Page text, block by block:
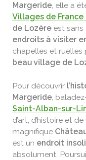
Margeride, elle a
Villages de France
de Lozère est sans
endroits à visiter
chapelles et
beau village de
Pour découvrir
Margeride,
Saint-Alban-sur-
d’art, d’histoire et
magnifique
est un endroit
absolument.